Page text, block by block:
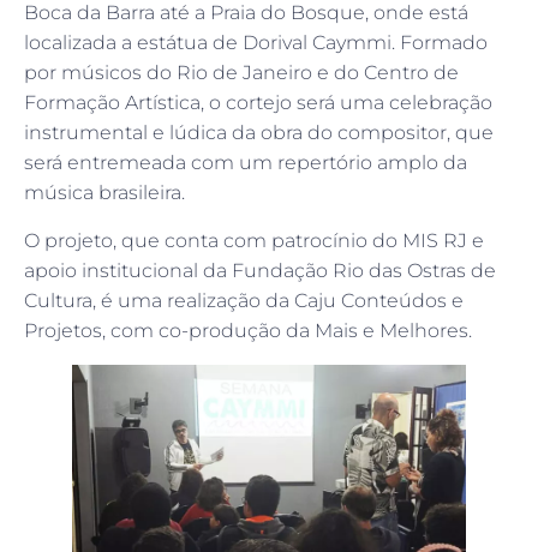
Boca da Barra até a Praia do Bosque, onde está
localizada a estátua de Dorival Caymmi. Formado
por músicos do Rio de Janeiro e do Centro de
Formação Artística, o cortejo será uma celebração
instrumental e lúdica da obra do compositor, que
será entremeada com um repertório amplo da
música brasileira.
O projeto, que conta com patrocínio do MIS RJ e
apoio institucional da Fundação Rio das Ostras de
Cultura, é uma realização da Caju Conteúdos e
Projetos, com co-produção da Mais e Melhores.